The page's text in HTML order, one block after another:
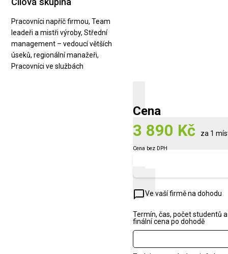
Cena
3 890 Kč za 1
Cena bez DPH
chat_bubble_outlineVe vaší firmě na dohodu
Termín, čas, počet studentů a
finální cena po dohodě
Pracovníci napříč firmou, Team
leadeři a mistři výroby, Střední
management – vedoucí větších
úseků, regionální manažeři,
Pracovníci ve službách